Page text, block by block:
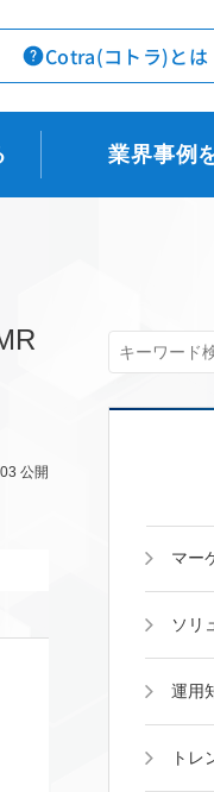
Cotra(コトラ)とは
業界事例
公開
マー
ソリ
運用
トレ